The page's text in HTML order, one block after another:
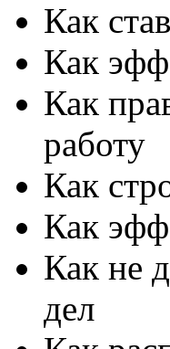
Как
Как
Как
работу
Как
Как
Как не
дел